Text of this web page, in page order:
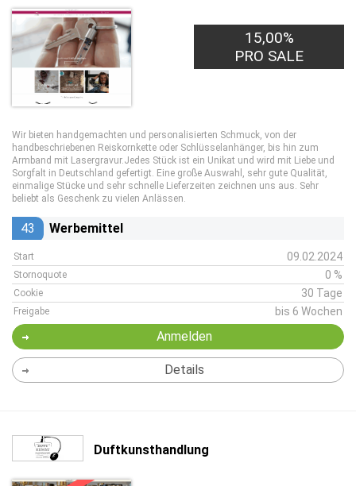
15,00%
PRO SALE
Wir bieten handgemachten und personalisierten Schmuck, von der
handbeschriebenen Reiskornkette oder Schlüsselanhänger, bis hin zum
Armband mit Lasergravur.Jedes Stück ist ein Unikat und wird mit Liebe und
Sorgfalt in Deutschland gefertigt. Eine große Auswahl, sehr gute Qualität,
einmalige Stücke und sehr schnelle Lieferzeiten zeichnen uns aus. Sehr
beliebt als Geschenk zu vielen Anlässen.
43 Werbemittel
Start 09.02.2024
Stornoquote 0 %
Cookie 30 Tage
Freigabe bis 6 Wochen
Anmelden
Details
Duftkunsthandlung